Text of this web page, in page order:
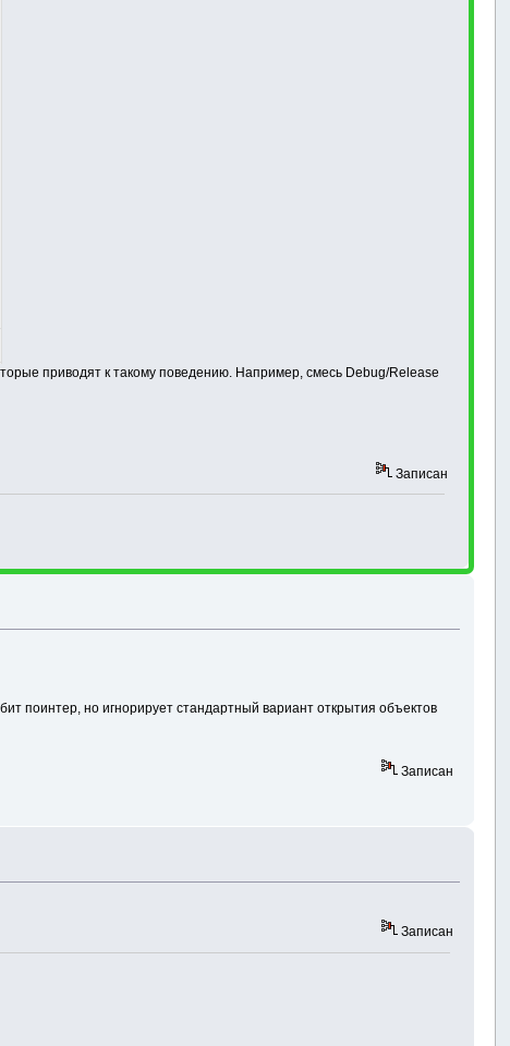
приводят к такому поведению. Например, смесь Debug/Release
Записан
поинтер, но игнорирует стандартный вариант открытия объектов
Записан
Записан